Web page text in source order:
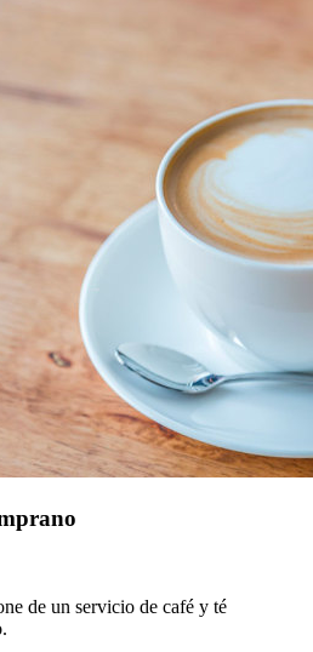
de un servicio de café y té